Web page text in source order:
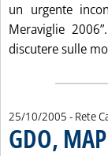
un urgente
Meraviglie
discutere sulle
25/10/2005 - Rete
GDO,